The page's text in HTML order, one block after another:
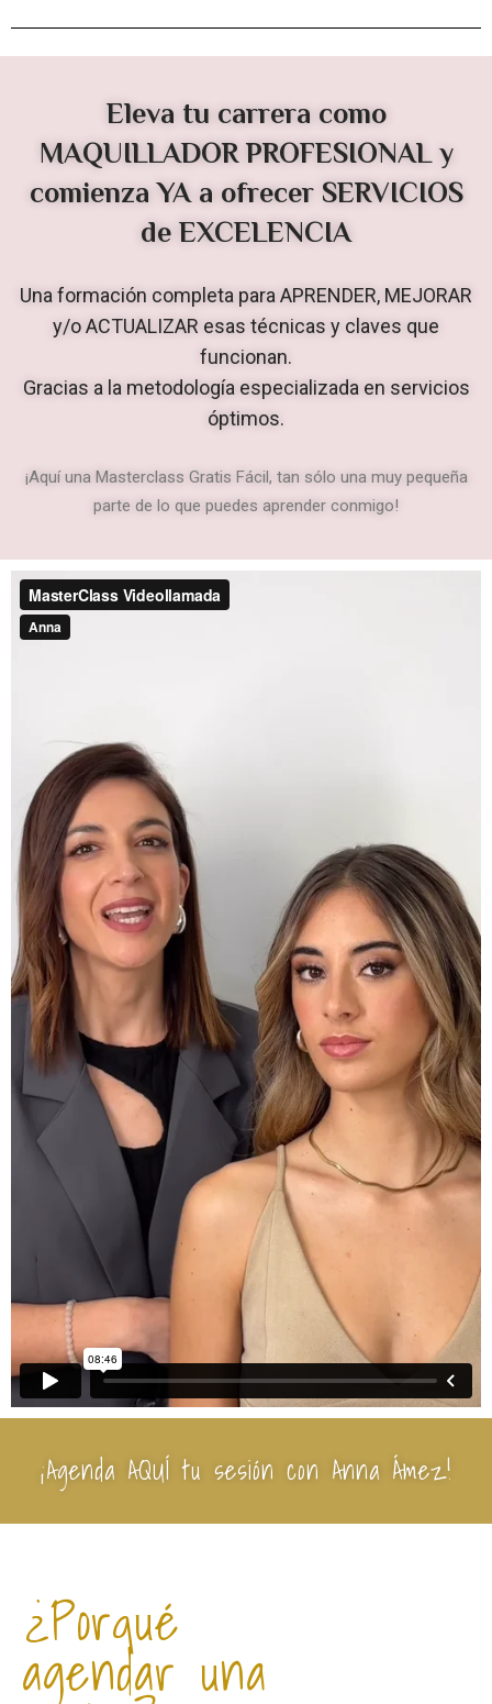
Eleva tu carrera como
MAQUILLADOR PROFESIONAL y
comienza YA a ofrecer SERVICIOS
de EXCELENCIA
Una formación completa para APRENDER, MEJORAR
y/o ACTUALIZAR esas técnicas y claves que
funcionan.
Gracias a la metodología especializada en servicios
óptimos.
¡Aquí una Masterclass Gratis Fácil, tan sólo una muy pequeña
parte de lo que puedes aprender conmigo!
¡Agenda AQUÍ tu sesión con Anna Ámez!
¿Porqué
agendar una